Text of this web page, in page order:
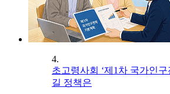
4.
초고령사회 ‘제1차 국가인
길 정책은